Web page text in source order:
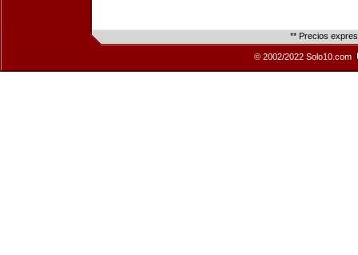
** Precios
© 2002/2022 Solo10.com